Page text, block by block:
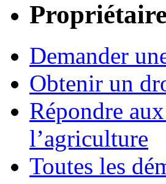
Demander
Obtenir un
Répondre
l’agriculture
Toutes les